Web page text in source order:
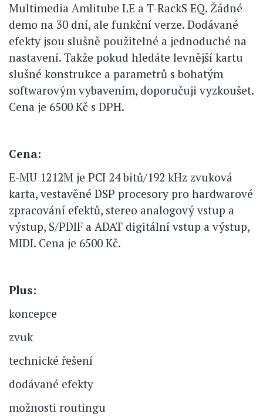
Multimedia Amlitube LE a T-RackS EQ. Žádné
demo na 30 dní, ale funkční verze. Dodávané
efekty jsou slušně použitelné a jednoduché na
nastavení. Takže pokud hledáte levnější kartu
slušné konstrukce a parametrů s bohatým
softwarovým vybavením, doporučuji vyzkoušet.
Cena je 6500 Kč s DPH.
Cena:
E-MU 1212M je PCI 24 bitů/192 kHz zvuková
karta, vestavěné DSP procesory pro hardwarové
zpracování efektů, stereo analogový vstup a
výstup, S/PDIF a ADAT digitální vstup a výstup,
MIDI. Cena je 6500 Kč.
Plus:
koncepce
zvuk
technické řešení
dodávané efekty
možnosti routingu